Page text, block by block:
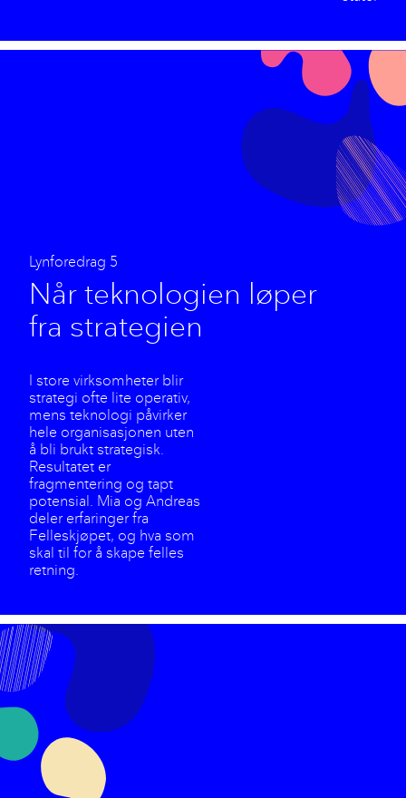
Lynforedrag 5
Når teknologien løper
fra strategien
I store virksomheter blir
strategi ofte lite operativ,
mens teknologi påvirker
hele organisasjonen uten
å bli brukt strategisk.
Resultatet er
fragmentering og tapt
potensial. Mia og Andreas
deler erfaringer fra
Felleskjøpet, og hva som
skal til for å skape felles
retning.